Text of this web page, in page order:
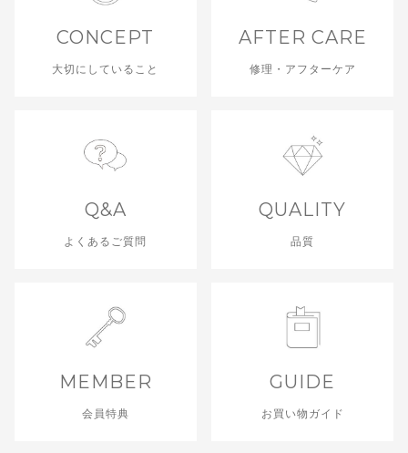
CONCEPT
大切にしていること
AFTER CARE
修理・アフターケア
Q&A
よくあるご質問
QUALITY
品質
MEMBER
会員特典
GUIDE
お買い物ガイド